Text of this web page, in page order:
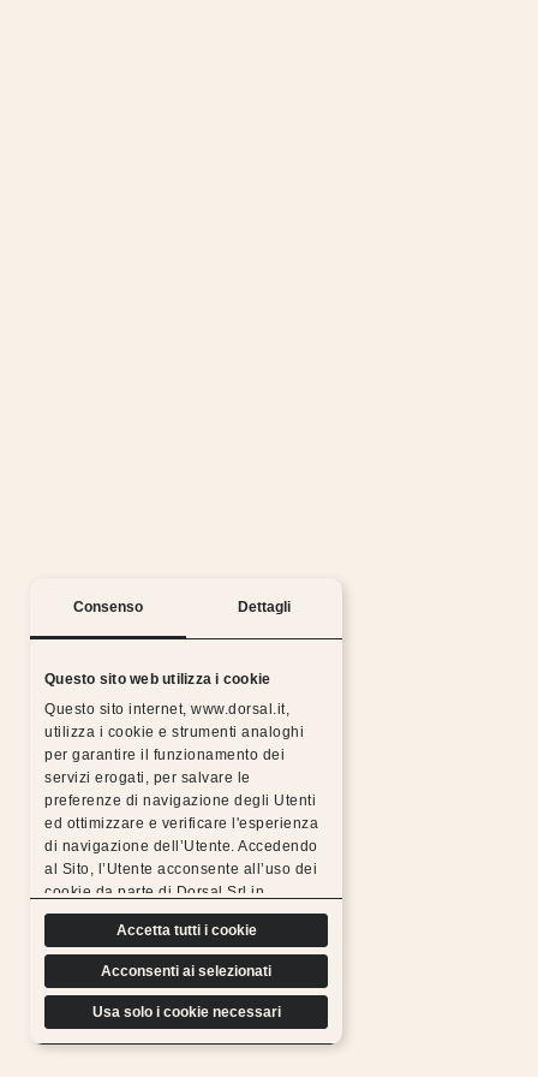
Consenso Dettagli
Questo sito web utilizza i cookie
Questo sito internet, www.dorsal.it,
utilizza i cookie e strumenti analoghi
per garantire il funzionamento dei
servizi erogati, per salvare le
preferenze di navigazione degli Utenti
ed ottimizzare e verificare l'esperienza
di navigazione dell’Utente. Accedendo
al Sito, l’Utente acconsente all’uso dei
cookie da parte di Dorsal Srl in
conformità a quanto previsto di seguito.
Accetta tutti i cookie
Acconsenti ai selezionati
Usa solo i cookie necessari
Notti serene con la garanzia Dorsal
Tutti i prodotti Dorsal sono realizzati con materiali
scelti, resistenti, duraturi e sottoposti a rigorosi
test di controllo, per questo possiamo
offrire l’estensione gratuita della garanzia.
Scopri di più